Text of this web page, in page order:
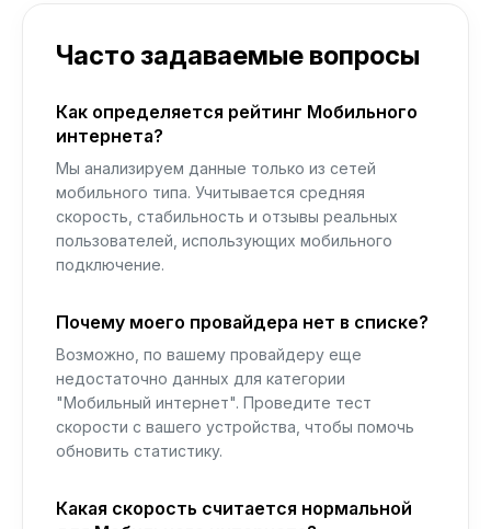
Часто задаваемые вопросы
Как определяется рейтинг Мобильного
интернета?
Мы анализируем данные только из сетей
мобильного типа. Учитывается средняя
скорость, стабильность и отзывы реальных
пользователей, использующих мобильного
подключение.
Почему моего провайдера нет в списке?
Возможно, по вашему провайдеру еще
недостаточно данных для категории
"Мобильный интернет". Проведите тест
скорости с вашего устройства, чтобы помочь
обновить статистику.
Какая скорость считается нормальной